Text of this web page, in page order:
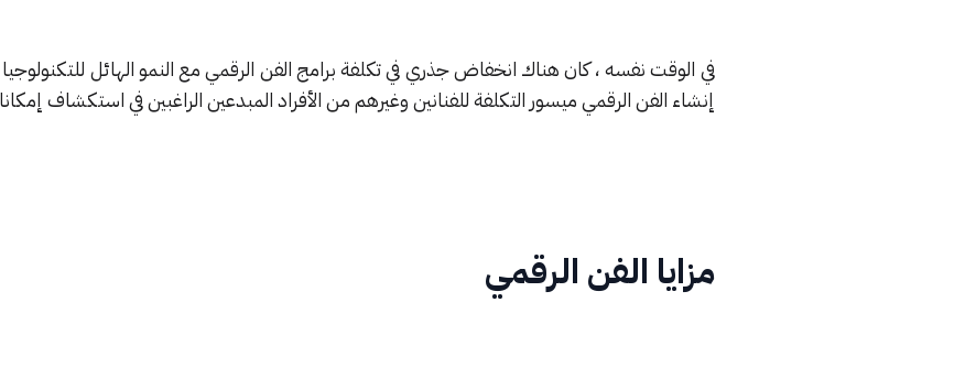
في الوقت نفسه ، كان هناك انخفاض جذري في تكلفة برامج الفن الرقمي مع النمو الهائل
إنشاء الفن الرقمي ميسور التكلفة للفنانين وغيرهم من الأفراد المبدعين الراغبين في استكشاف
مزايا الفن الرقمي